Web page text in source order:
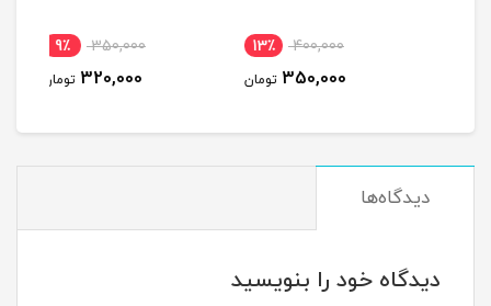
400,000 13٪
350,000 تومان
350,000 9٪
320,000 تومان
دیدگاه‌ها
دیدگاه خود را بنویسید